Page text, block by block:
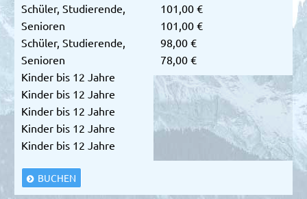
Schüler, Studierende,
Senioren
Schüler, Studierende,
Senioren
Kinder bis 12 Jahre
Kinder bis 12 Jahre
Kinder bis 12 Jahre
Kinder bis 12 Jahre
Kinder bis 12 Jahre
101,00 €
101,00 €
98,00 €
78,00 €
BUCHEN